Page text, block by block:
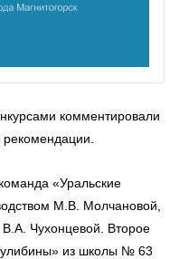
комментировали
«Уральские
М.В. Молчановой,
Чухонцевой. Второе
из школы № 63